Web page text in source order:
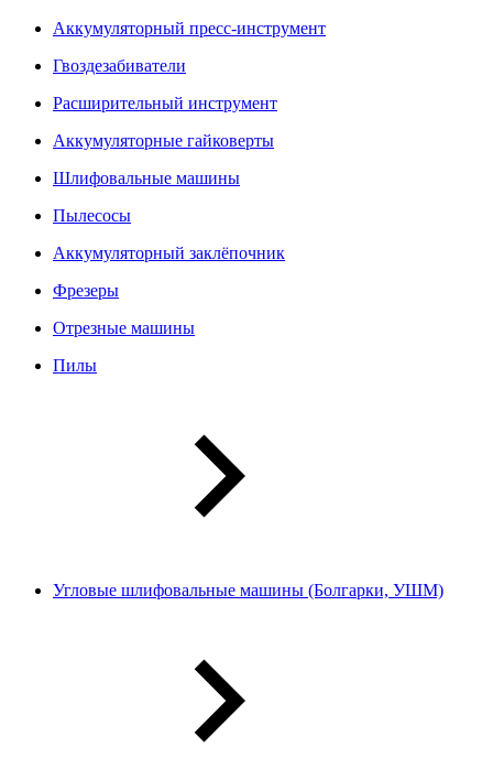
Аккумуляторный пресс-инструмент
Гвоздезабиватели
Расширительный инструмент
Аккумуляторные гайковерты
Шлифовальные машины
Пылесосы
Аккумуляторный заклёпочник
Фрезеры
Отрезные машины
Пилы
Угловые шлифовальные машины (Болгарки, УШМ)